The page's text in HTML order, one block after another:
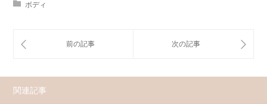
ボディ
関連記事